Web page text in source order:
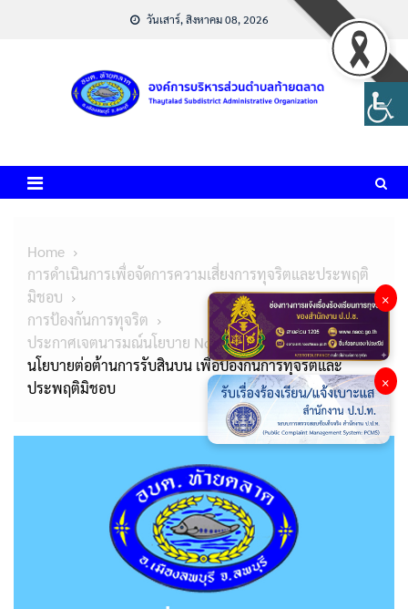
วันเสาร์, สิงหาคม 08, 2026
Home
การดำเนินการเพื่อจัดการความเสี่ยงการทุจริตและประพฤติ
มิชอบ
การป้องกันการทุจริต
ประกาศเจตนารมณ์นโยบาย No Gift Policy
นโยบายต่อต้านการรับสินบน เพื่อป้องกันการทุจริตและ
ประพฤติมิชอบ
×
×